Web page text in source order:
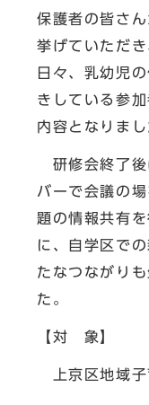
保護者の皆さ
挙げていただ
日々、乳幼児
きしている参
内容となりま
研修会終了後
バーで会議の
題の情報共有
に、自学区で
たなつながり
た。
【対 象】
上京区地域子